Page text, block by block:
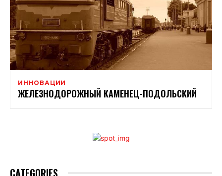
ИННОВАЦИИ
ЖЕЛЕЗНОДОРОЖНЫЙ КАМЕНЕЦ-ПОДОЛЬСКИЙ
CATEGORIES